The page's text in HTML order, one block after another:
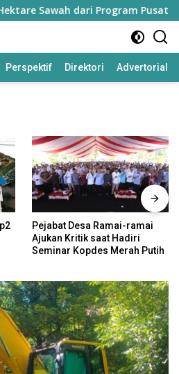
Sawah dari Program Pusat
Perspektif Direktori Advertorial
Pejabat Desa Ramai-ramai
Ajukan Kritik saat Hadiri
Seminar Kopdes Merah Putih